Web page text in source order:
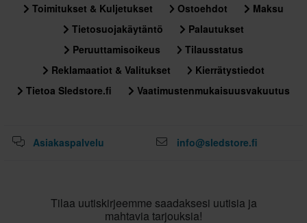
Toimitukset & Kuljetukset Ostoehdot
Maksu
Tietosuojakäytäntö
Palautukset
Peruuttamisoikeus
Tilausstatus
Reklamaatiot & Valitukset
Kierrätystiedot
Tietoa Sledstore.fi
Vaatimustenmukaisuusvakuutus
Asiakaspalvelu info@sledstore.fi
Tilaa uutiskirjeemme saadaksesi uutisia ja
mahtavia tarjouksia!